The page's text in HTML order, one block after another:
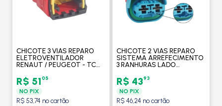
CHICOTE 3 VIAS REPARO
ELETROVENTILADOR
RENAUT / PEUGEOT - TC
R$ 51 05
NO PIX
R$ 53,74 no cartão
CHICOTE 2 VIAS REPARO
SISTEMA ARREFECIMENTO
3 RANHURAS LADO
R$ 4393
NO PIX
R$ 46,24 no cartão